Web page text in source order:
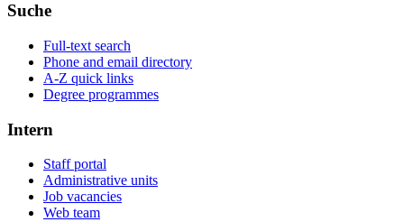
Suche
Full-text search
Phone and email directory
A-Z quick links
Degree programmes
Intern
Staff portal
Administrative units
Job vacancies
Web team